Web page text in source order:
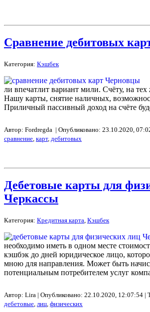
Сравнение дебитовых
Категория: Кэшбек
ли впечатлит вариант мили. Счёту, на
Нашу карты, снятие наличных,
Приличный пассивный доход на счёте
Автор: Fordregda | Опубликовано: 23.10.2020,
сравнение карт, дебитовых
Дебетовые карты для
Черкассы
Категория: Кредитная карта Кэшбек
необходимо иметь в одном месте
кэшбэк до дней юридическое лицо,
мною для направления. Может быть
потенциальным потребителем услуг
Автор: Lira | Опубликовано: 22.10.2020, 12:07:54 |
дебетовые лиц физических